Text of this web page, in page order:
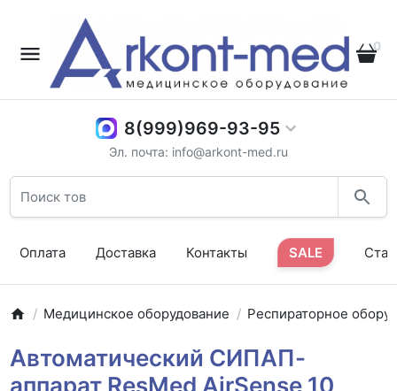
0
8(999)969-93-95
Эл. почта: info@arkont-med.ru
Оплата Доставка Контакты SALE
Медицинское оборудование Респираторное
Автоматический СИПАП-
аппарат ResMed AirSense 10